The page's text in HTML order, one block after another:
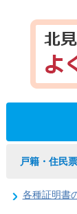
戸籍・住民
各種証明書